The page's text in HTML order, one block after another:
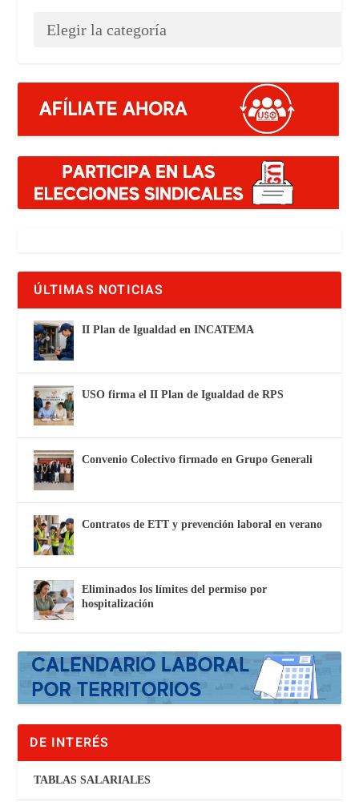
ÚLTIMAS NOTICIAS
II Plan de Igualdad en INCATEMA
USO firma el II Plan de Igualdad de RPS
Convenio Colectivo firmado en Grupo Generali
Contratos de ETT y prevención laboral en verano
Eliminados los límites del permiso por
hospitalización
DE INTERÉS
TABLAS SALARIALES